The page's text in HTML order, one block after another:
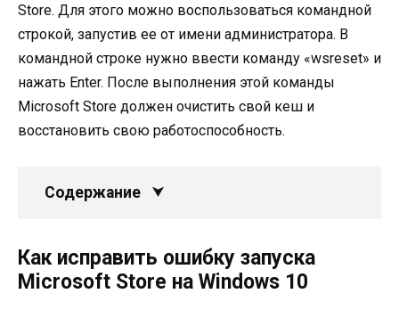
Store. Для этого можно воспользоваться командной
строкой, запустив ее от имени администратора. В
командной строке нужно ввести команду «wsreset» и
нажать Enter. После выполнения этой команды
Microsoft Store должен очистить свой кеш и
восстановить свою работоспособность.
Содержание
Как исправить ошибку запуска
Microsoft Store на Windows 10